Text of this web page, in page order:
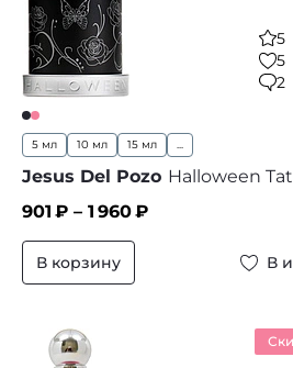
5
5
2
5 мл 10 мл 15 мл ...
Jesus Del Pozo Halloween
901 ₽ – 1 960₽
В корзину В